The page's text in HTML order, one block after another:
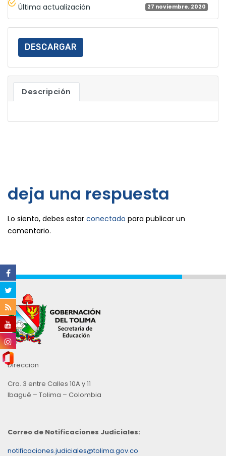
Última actualización 27 noviembre, 2020
DESCARGAR
Descripción
deja una respuesta
Lo siento, debes estar conectado para publicar un
comentario.
Direccion
Cra. 3 entre Calles 10A y 11
Ibagué – Tolima – Colombia
Correo de Notificaciones Judiciales:
notificaciones.judiciales@tolima.gov.co